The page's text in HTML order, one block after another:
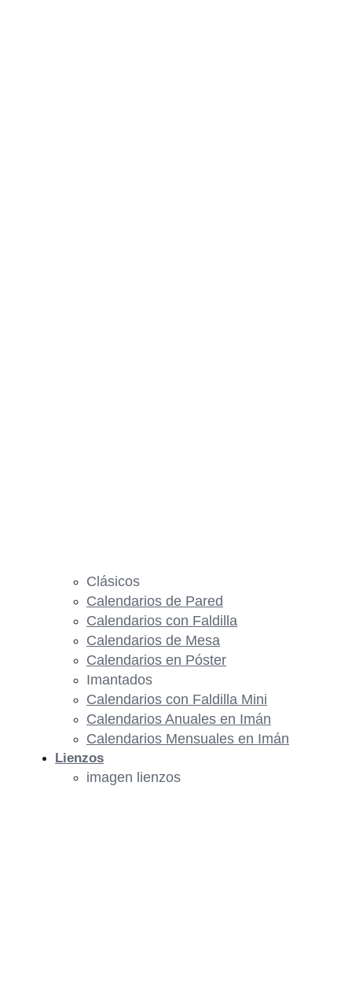
Clásicos
Calendarios de Pared
Calendarios con Faldilla
Calendarios de Mesa
Calendarios en Póster
Imantados
Calendarios con Faldilla Mini
Calendarios Anuales en Imán
Calendarios Mensuales en Imán
Lienzos
imagen lienzos